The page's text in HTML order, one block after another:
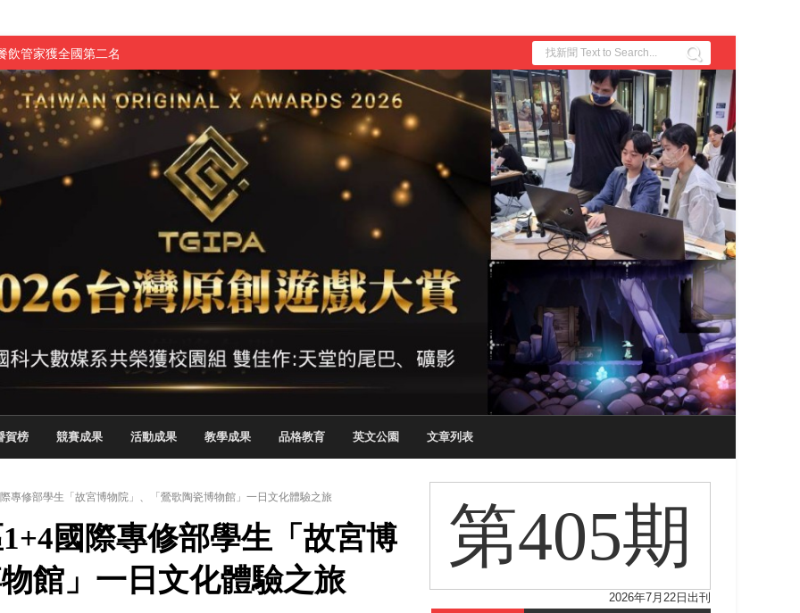
飲管家獲全國第二名
與青年學子溫馨對談 傳遞品格與智慧力量
生蛻變成金融新星
燃爆傳統與現代
遊戲大賞雙佳作
專廣播詞競賽英文組佳作
比賽」成績出爐
」 點亮智慧金融時代的跨域新局
索金融實習優勢
影展最高榮譽白金獎
戲抱回金點新秀獎
2026 TSID 提出具體舊建築再利用提案
校院電腦動畫競賽嶄露頭角
科大雙校區學生會全國賽勇奪佳績
典青銀共學、逐夢啟航
賀榜 競賽成果 活動成果 教學成果 品格教育 英文公園 文章列表
專修部學生「故宮博物院」、「鶯歌陶瓷博物館」一日文化體驗之旅
國際專修部學生「故宮博
館」一日文化體驗之旅
第405期
2026年7月22日出刊